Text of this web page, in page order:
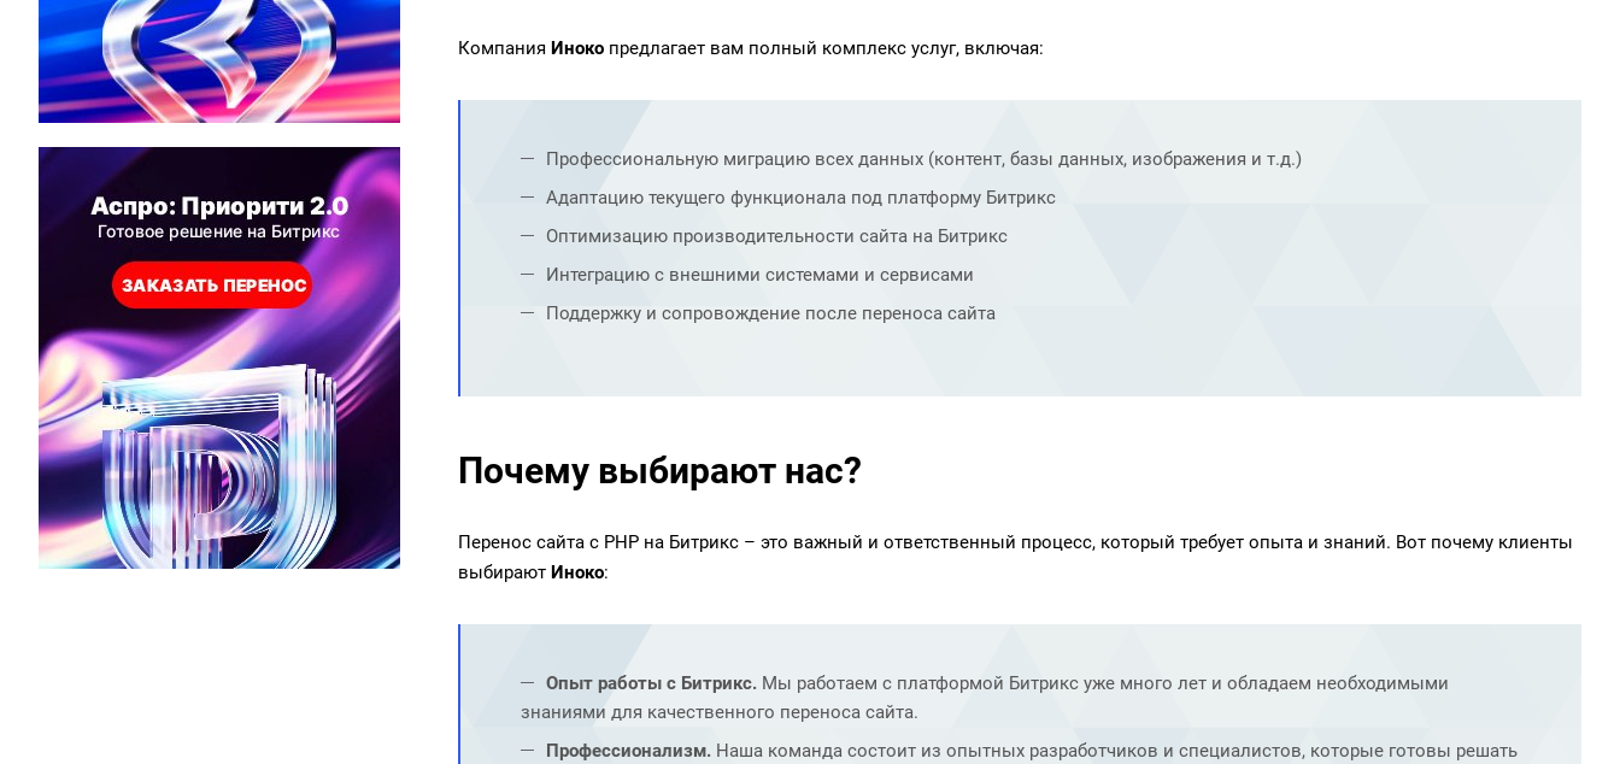
Компания Иноко предлагает вам полный комплекс услуг, включая:
Профессиональную миграцию всех данных (контент, базы данных, изображения и т.д.)
Адаптацию текущего функционала под платформу Битрикс
Оптимизацию производительности сайта на Битрикс
Интеграцию с внешними системами и сервисами
Поддержку и сопровождение после переноса сайта
Почему выбирают нас?
Перенос сайта с PHP на Битрикс – это важный и ответственный процесс, который требует опыта и знаний. Вот почему клиенты
выбирают Иноко:
Опыт работы с Битрикс. Мы работаем с платформой Битрикс уже много лет и обладаем необходимыми
знаниями для качественного переноса сайта.
Профессионализм. Наша команда состоит из опытных разработчиков и специалистов, которые готовы решать